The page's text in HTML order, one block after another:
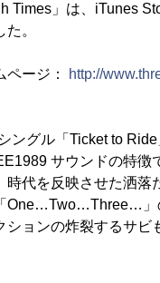
Times」は、iTunes
た。
ページ： http://
ングル「Ticket to
サウンドの特徴
時代を反映させた洒
One…Two…Three…」
ションの炸裂するサビ